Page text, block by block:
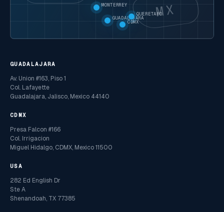
MX
MONTERREY
GUADALAJARA
CDMX
QUERETARO
GUADALAJARA
Av. Union #163, Piso 1
Col. Lafayette
Guadalajara, Jalisco, Mexico 44140
CDMX
Presa Falcon #166
Col. Irrigacion
Miguel Hidalgo, CDMX, Mexico 11500
USA
282 Ed English Dr
Ste A
Shenandoah, TX 77385